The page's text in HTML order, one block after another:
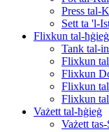
Press tal-
Sett ta 'l-
Flixkun tal-ħġieġ
Tank tal-
Flixkun
Flixkun
Flixkun
Flixkun
Vażett tal-ħġieġ
Vażett